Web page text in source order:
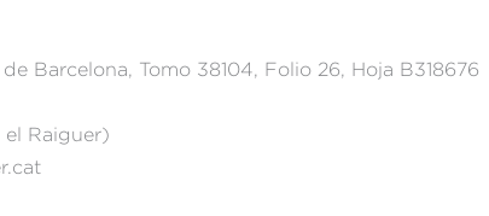
Barcelona, Tomo 38104, Folio 26, Hoja B318676
Raiguer)